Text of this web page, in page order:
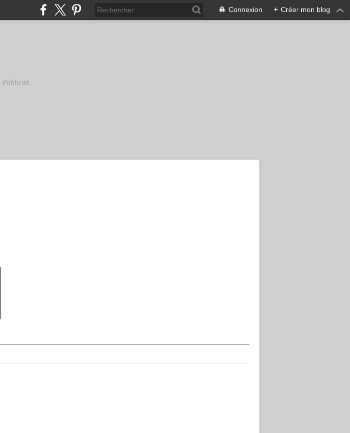
Connexion + Créer mon blog
Publicité